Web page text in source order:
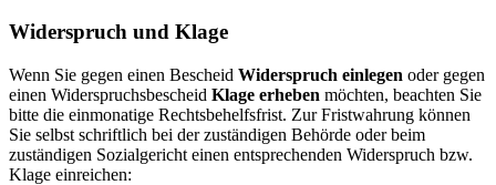
Widerspruch und Klage
Wenn Sie gegen einen Bescheid Widerspruch einlegen oder gegen
einen Widerspruchsbescheid Klage erheben möchten, beachten Sie
bitte die einmonatige Rechtsbehelfsfrist. Zur Fristwahrung können
Sie selbst schriftlich bei der zuständigen Behörde oder beim
zuständigen Sozialgericht einen entsprechenden Widerspruch bzw.
Klage einreichen: